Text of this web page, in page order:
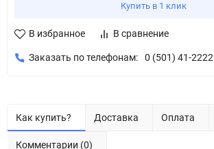
Купить в 1 клик
В избранное В сравнение
Заказать по телефонам: 0 (501) 41-2222
Как купить? Доставка Оплата
Комментарии (0)